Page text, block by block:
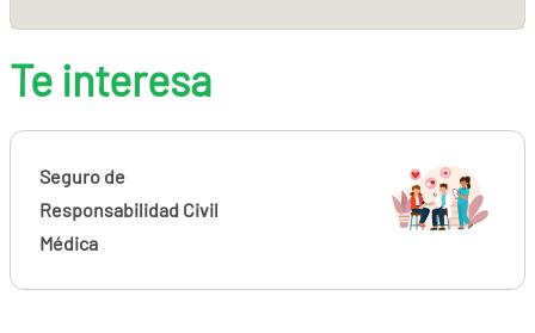
Te interesa
Seguro de
Responsabilidad Civil
Médica